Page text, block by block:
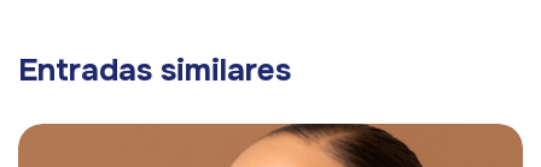
Entradas similares